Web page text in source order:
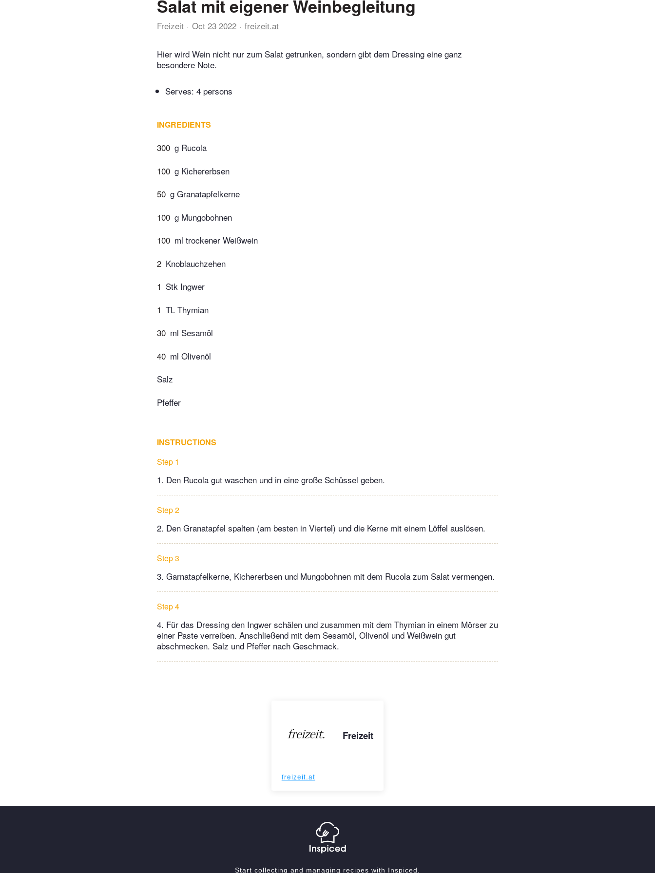
Salat mit eigener Weinbegleitung
Freizeit Oct 23 2022 freizeit.at
Hier wird Wein nicht nur zum Salat getrunken, sondern gibt dem Dressing eine ganz
besondere Note.
Serves: 4 persons
INGREDIENTS
300 g Rucola
100 g Kichererbsen
50 g Granatapfelkerne
100 g Mungobohnen
100 ml trockener Weißwein
2 Knoblauchzehen
1 Stk Ingwer
1 TL Thymian
30 ml Sesamöl
40 ml Olivenöl
Salz
Pfeffer
INSTRUCTIONS
Step 1
1. Den Rucola gut waschen und in eine große Schüssel geben.
Step 2
2. Den Granatapfel spalten (am besten in Viertel) und die Kerne mit einem Löffel auslösen.
Step 3
3. Garnatapfelkerne, Kichererbsen und Mungobohnen mit dem Rucola zum Salat vermengen.
Step 4
4. Für das Dressing den Ingwer schälen und zusammen mit dem Thymian in einem Mörser zu
einer Paste verreiben. Anschließend mit dem Sesamöl, Olivenöl und Weißwein gut
abschmecken. Salz und Pfeffer nach Geschmack.
Freizeit
freizeit.at
Start collecting and managing recipes with Inspiced.